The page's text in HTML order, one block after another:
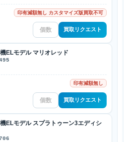
印有減額無し カスタマイズ版買取不可
買取リクエスト
ELモデル マリオレッド
印有減額無し
買取リクエスト
ELモデル スプラトゥーン3エディシ